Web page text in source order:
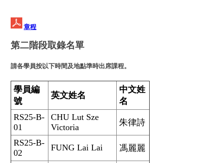
章程
第二階段取錄名單
請各學員按以下時間及地點準時出席課程。
學員編
號
英文姓名
中文姓
名
RS25-B-
01
CHU Lut Sze
Victoria
朱律詩
RS25-B-
02
FUNG Lai Lai 馮麗麗